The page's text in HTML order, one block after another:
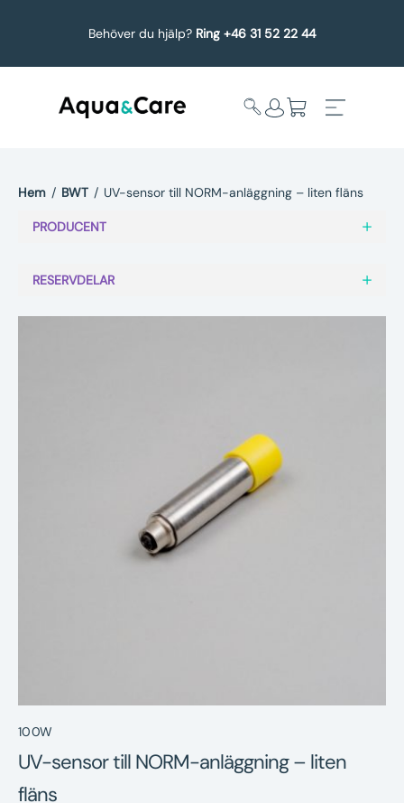
Behöver du hjälp? Ring +46 31 52 22 44
undermeny
Service
Underhållstips
Kontakt
Hem / BWT / UV-sensor till NORM-anläggning – liten fläns
PRODUCENT
RESERVDELAR
100W
UV-sensor till NORM-anläggning – liten
fläns